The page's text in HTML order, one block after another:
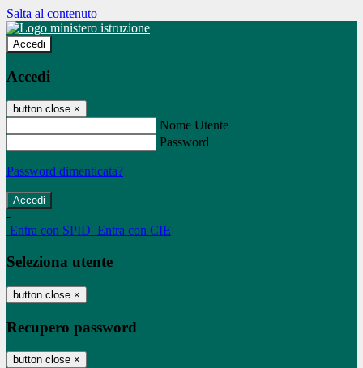
Salta al contenuto
Accedi
Accedi
button close ×
Nome Utente
Password
Password dimenticata?
-
Entra con SPID Entra con CIE
Seleziona utente
button close ×
Recupero password
button close ×